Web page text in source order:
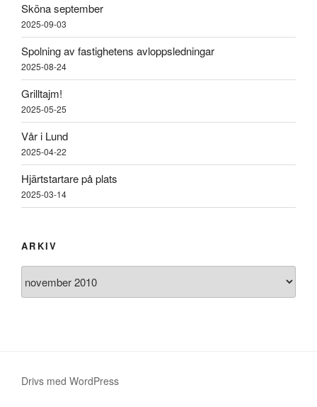
Sköna september
2025-09-03
Spolning av fastighetens avloppsledningar
2025-08-24
Grilltajm!
2025-05-25
Vår i Lund
2025-04-22
Hjärtstartare på plats
2025-03-14
ARKIV
Drivs med WordPress